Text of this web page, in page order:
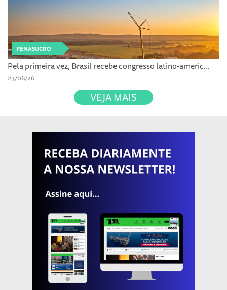
FENASUCRO
Pela primeira vez, Brasil recebe congresso latino-americ...
23/06/26
VEJA MAIS